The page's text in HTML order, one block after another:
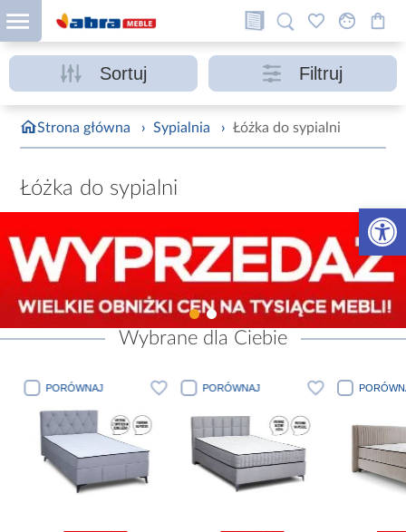
Otwórz
Sortuj Filtruj
Strona główna › Sypialnia › Łóżka do sypialni
Łóżka do sypialni
Wybrane dla Ciebie
PORÓWNAJ PORÓWNAJ